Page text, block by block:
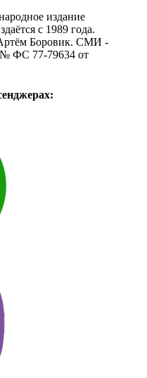
издание
с 1989 года.
Боровик. CМИ -
№ ФС 77-79634 от